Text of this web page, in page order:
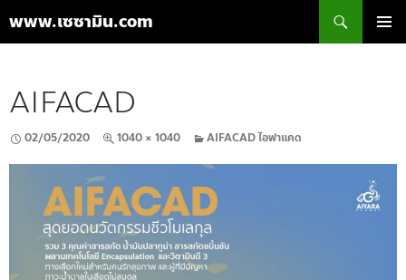
www.เซซามิน.com
เนื้อหา
AIFACAD
02/05/2020 1040 × 1040 AIFACAD ไอฟาแคด